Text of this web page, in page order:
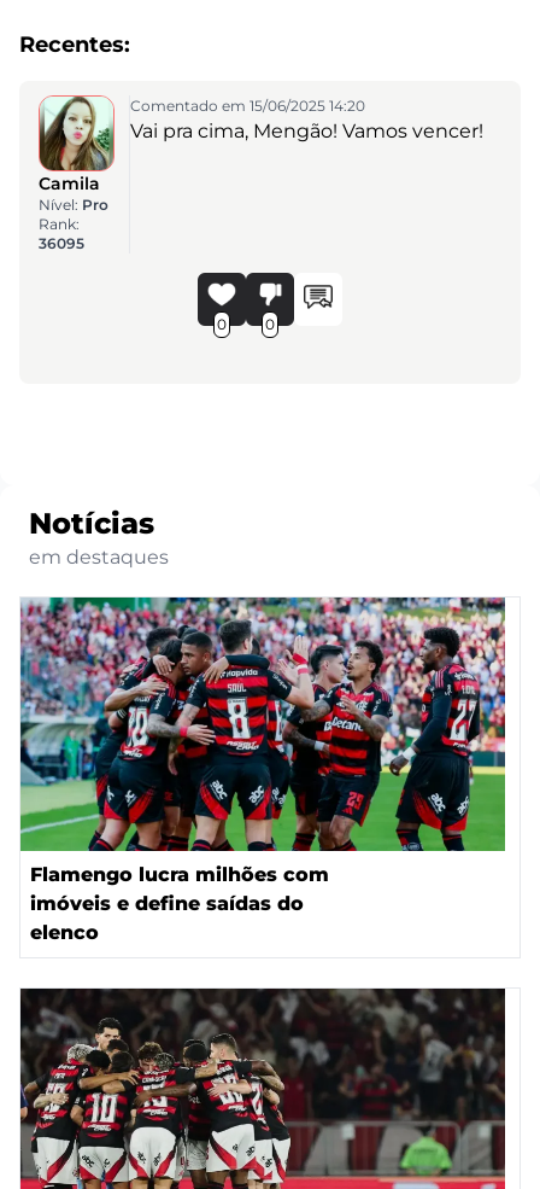
Recentes:
Camila
Nível: Pro
Rank:
36095
Comentado em 15/06/2025 14:20
Vai pra cima, Mengão! Vamos vencer!
0 0
Notícias
em destaques
Flamengo lucra milhões com
imóveis e define saídas do
elenco